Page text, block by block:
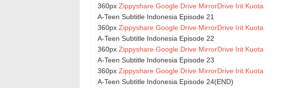
360px Zippyshare Google Drive MirrorDrive Irit Kuota
A-Teen Subtitle Indonesia Episode 21
360px Zippyshare Google Drive MirrorDrive Irit Kuota
A-Teen Subtitle Indonesia Episode 22
360px Zippyshare Google Drive MirrorDrive Irit Kuota
A-Teen Subtitle Indonesia Episode 23
360px Zippyshare Google Drive MirrorDrive Irit Kuota
A-Teen Subtitle Indonesia Episode 24(END)